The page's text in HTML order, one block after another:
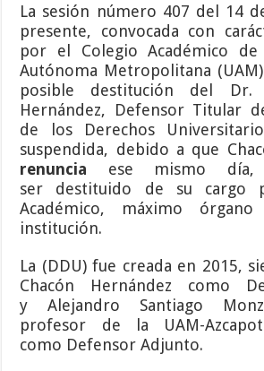
La sesión número 407 del 14
presente, convocada con
por el Colegio Académico de
Autónoma Metropolitana
posible destitución del Dr.
Hernández, Defensor Titular
de los Derechos
suspendida, debido a que
renuncia ese mismo día,
ser destituido de su cargo
Académico, máximo
institución.
La (DDU) fue creada en 2015,
Chacón Hernández como
y Alejandro Santiago
profesor de la UAM-
como Defensor Adjunto.